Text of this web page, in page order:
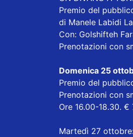
Premio del
di Manele Labidi
Con: Golshifteh
Prenotazioni con
Domenica 25
Premio del
Prenotazioni con
Ore 16.00-18.30.
Martedì 27 ottobre: